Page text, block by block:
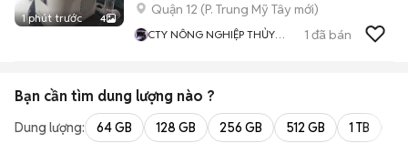
1 phút trước 4
Quận 12 (P. Trung Mỹ Tây mới)
CTY NÔNG NGHIỆP THỦY
1 đã bán
Bạn cần tìm dung lượng nào ?
Dung lượng: 64 GB 128 GB 256 GB 512 GB 1 TB